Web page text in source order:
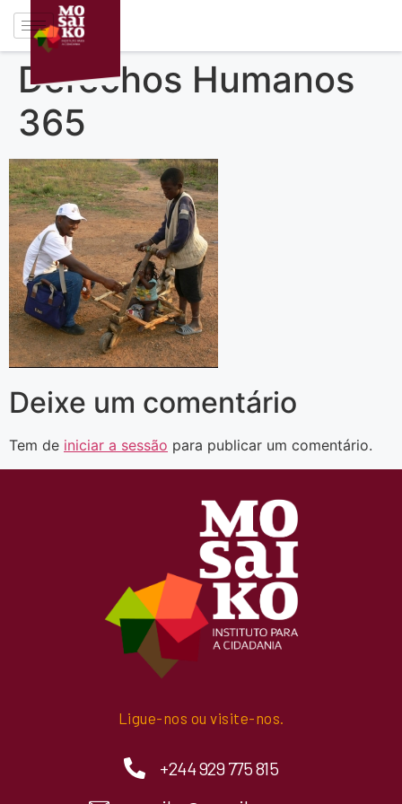
Derechos Humanos
365
Deixe um comentário
Tem de iniciar a sessão para publicar um comentário.
Ligue-nos ou visite-nos.
+244 929 775 815